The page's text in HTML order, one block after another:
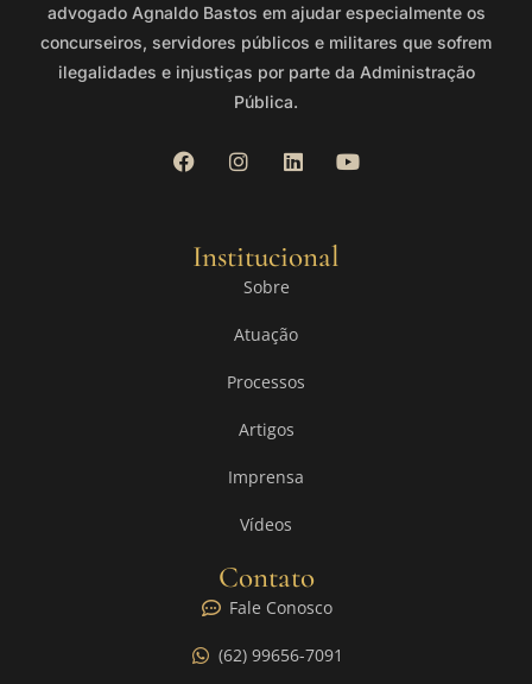
advogado Agnaldo Bastos em ajudar especialmente os
concurseiros, servidores públicos e militares que sofrem
ilegalidades e injustiças por parte da Administração
Pública.
Institucional
Sobre
Atuação
Processos
Artigos
Imprensa
Vídeos
Contato
Fale Conosco
(62) 99656-7091